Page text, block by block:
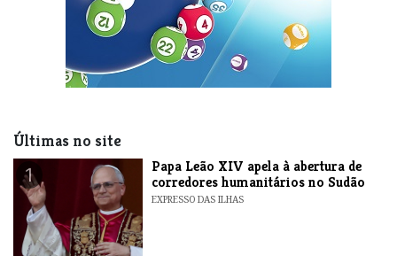
Últimas no site
1
​Papa Leão XIV apela à abertura de
corredores humanitários no Sudão
EXPRESSO DAS ILHAS